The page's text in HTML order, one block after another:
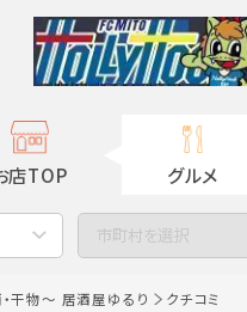
店TOP グルメ
市町村を選択
干物～ 居酒屋ゆるり クチコミ